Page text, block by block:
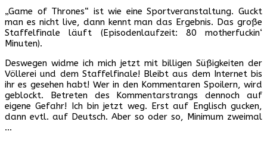
„Game of Thrones“ ist wie eine Sportveranstaltung. Guckt
man es nicht live, dann kennt man das Ergebnis. Das große
Staffelfinale läuft (Episodenlaufzeit: 80 motherfuckin‘
Minuten).
Deswegen widme ich mich jetzt mit billigen Süßigkeiten der
Völlerei und dem Staffelfinale! Bleibt aus dem Internet bis
ihr es gesehen habt! Wer in den Kommentaren Spoilern, wird
geblockt. Betreten des Kommentarstrangs dennoch auf
eigene Gefahr! Ich bin jetzt weg. Erst auf Englisch gucken,
dann evtl. auf Deutsch. Aber so oder so, Minimum zweimal
…